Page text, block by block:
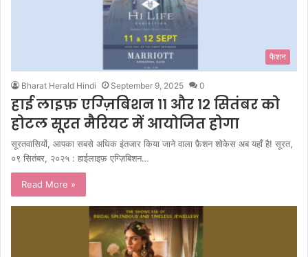
फैशन
Bharat Herald Hindi September 9, 2025 0
हाई लाइफ़ एग्ज़िबिशन ११ और १२ सितंबर को
होटल सूरत मैरियट में आयोजित होगा
सूरतवासियों, आपका सबसे अधिक इंतजार किया जाने वाला फ़ैशन शोकेस अब यहाँ है! सूरत,
०९ सितंबर, २०२५ : हाईलाइफ़ एग्ज़िबिशन…
Read More »